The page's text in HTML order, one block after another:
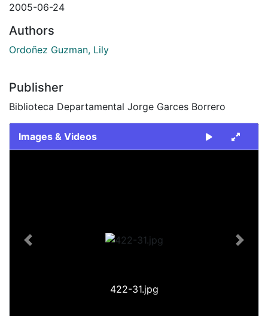
2005-06-24
Authors
Ordoñez Guzman, Lily
Publisher
Biblioteca Departamental Jorge Garces Borrero
Images & Videos
422-31.jpg
Previous Next